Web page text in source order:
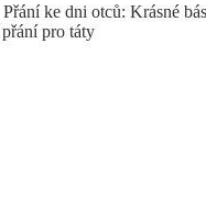
Přání ke dni otců: Krásné
pro táty